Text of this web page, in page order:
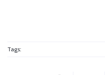
Tags: